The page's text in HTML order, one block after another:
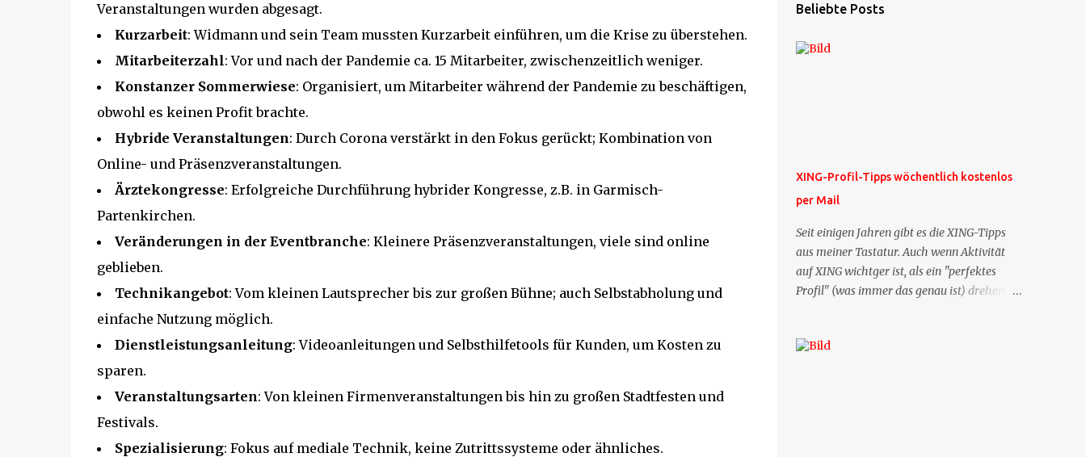
Veranstaltungen wurden abgesagt.
Kurzarbeit: Widmann und sein Team mussten Kurzarbeit einführen, um die Krise zu überstehen.
Mitarbeiterzahl: Vor und nach der Pandemie ca. 15 Mitarbeiter, zwischenzeitlich weniger.
Konstanzer Sommerwiese: Organisiert, um Mitarbeiter während der Pandemie zu beschäftigen,
obwohl es keinen Profit brachte.
Hybride Veranstaltungen: Durch Corona verstärkt in den Fokus gerückt; Kombination von
Online- und Präsenzveranstaltungen.
Ärztekongresse: Erfolgreiche Durchführung hybrider Kongresse, z.B. in Garmisch-
Partenkirchen.
Veränderungen in der Eventbranche: Kleinere Präsenzveranstaltungen, viele sind online
geblieben.
Technikangebot: Vom kleinen Lautsprecher bis zur großen Bühne; auch Selbstabholung und
einfache Nutzung möglich.
Dienstleistungsanleitung: Videoanleitungen und Selbsthilfetools für Kunden, um Kosten zu
sparen.
Veranstaltungsarten: Von kleinen Firmenveranstaltungen bis hin zu großen Stadtfesten und
Festivals.
Spezialisierung: Fokus auf mediale Technik, keine Zutrittssysteme oder ähnliches.
Beliebte Posts
XING-Profil-Tipps wöchentlich kostenlos
per Mail
Seit einigen Jahren gibt es die XING-Tipps
aus meiner Tastatur. Auch wenn Aktivität
auf XING wichtger ist, als ein "perfektes
Profil" (was immer das genau ist) drehen
es jetzt die Profil-Fragen zu XING als eigene